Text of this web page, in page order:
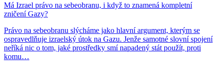
Má Izrael právo na sebeobranu, i když to znamená kompletní
zničení Gazy?
Právo na sebeobranu slýcháme jako hlavní argument, kterým se
ospravedlňuje izraelský útok na Gazu. Jenže samotné slovní spojení
neříká nic o tom, jaké prostředky smí napadený stát použít, proti
komu…